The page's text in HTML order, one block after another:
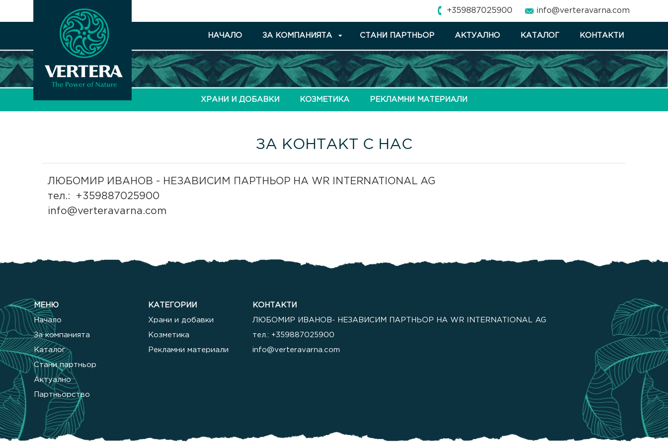
+359887025900 info@verteravarna.com
НАЧАЛО ЗА КОМПАНИЯТА СТАНИ ПАРТНЬОР АКТУАЛНО КАТАЛОГ КОНТАКТИ
ХРАНИ И ДОБАВКИ КОЗМЕТИКА РЕКЛАМНИ МАТЕРИАЛИ
ЗА КОНТАКТ С НАС
ЛЮБОМИР ИВАНОВ - НЕЗАВИСИМ ПАРТНЬОР НА WR INTERNATIONAL AG
тел.: +359887025900
info@verteravarna.com
МЕНЮ
Начало
За компанията
Каталог
Стани партньор
Актуално
Партньорство
КАТЕГОРИИ
Храни и добавки
Козметика
Рекламни материали
КОНТАКТИ
ЛЮБОМИР ИВАНОВ- НЕЗАВИСИМ ПАРТНЬОР НА WR INTERNATIONAL AG
тел.: +359887025900
info@verteravarna.com